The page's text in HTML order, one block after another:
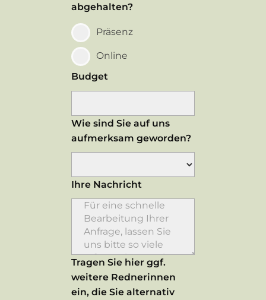
abgehalten?
Präsenz
Online
Budget
Wie sind Sie auf uns
aufmerksam geworden?
Ihre Nachricht
Tragen Sie hier ggf.
weitere Rednerinnen
ein, die Sie alternativ